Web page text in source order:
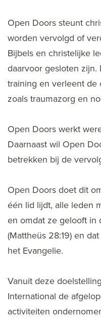
Open Doors steunt
worden vervolgd of
Bijbels en christelijke
daarvoor gesloten
training en verleent de
zoals traumazorg en
Open Doors werkt
Daarnaast wil Open
betrekken bij de
Open Doors doet dit
één lid lijdt, alle leden
en omdat ze gelooft in
(Mattheüs 28:19) en
het Evangelie.
Vanuit deze
International de
activiteiten